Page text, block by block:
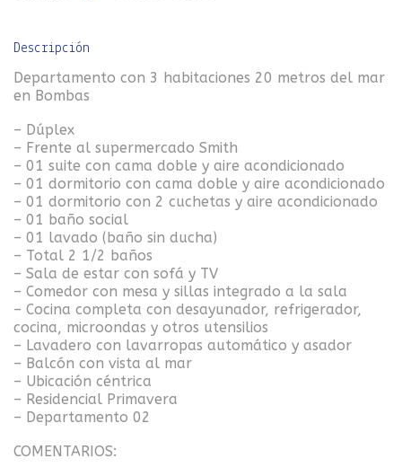
Descripción
Departamento con 3 habitaciones 20 metros del mar
en Bombas
– Dúplex
– Frente al supermercado Smith
– 01 suite con cama doble y aire acondicionado
– 01 dormitorio con cama doble y aire acondicionado
– 01 dormitorio con 2 cuchetas y aire acondicionado
– 01 baño social
– 01 lavado (baño sin ducha)
– Total 2 1/2 baños
– Sala de estar con sofá y TV
– Comedor con mesa y sillas integrado a la sala
– Cocina completa con desayunador, refrigerador,
cocina, microondas y otros utensilios
– Lavadero con lavarropas automático y asador
– Balcón con vista al mar
– Ubicación céntrica
– Residencial Primavera
– Departamento 02
COMENTARIOS: